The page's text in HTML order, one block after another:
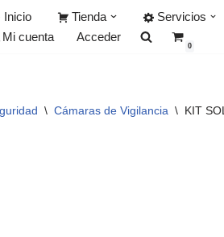
Inicio Tienda Servicios
Mi cuenta
Acceder
0
\ Cámaras de Vigilancia \ KIT